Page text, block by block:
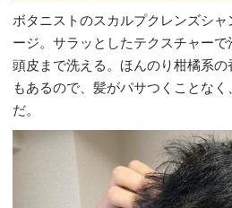
ボタニストのスカルプクレンズシ
ージ。サラッとしたテクスチャー
頭皮まで洗える。ほんのり柑橘系
もあるので、髪がパサつくことな
だ。